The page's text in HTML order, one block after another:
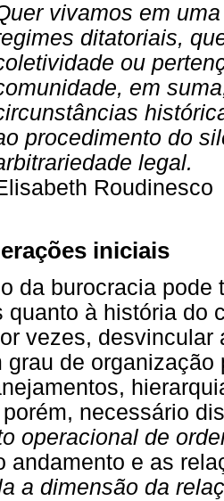
vivamos em
ditatoriais,
ou
em
procedimento do
legal.
Roudinesco
iniciais
da burocracia
quanto à história do
vezes, desvincular
grau de
porém, necessário
operacional de
andamento e as
a dimensão da